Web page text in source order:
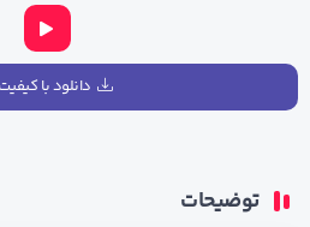
دانلود با کیفیت ۳۲۰
توضیحات